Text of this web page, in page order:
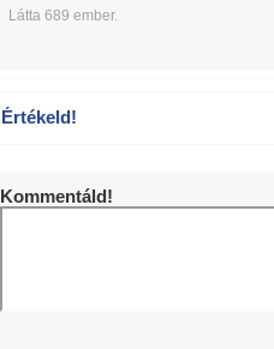
Látta 689 ember.
Értékeld!
Kommentáld!